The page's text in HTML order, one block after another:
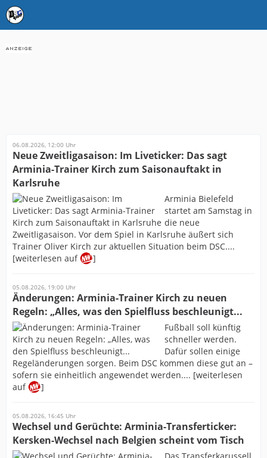
06.08.2026, 12:00 Uhr
Neue Zweitligasaison: Im Liveticker: Das sagt
Arminia-Trainer Kirch zum Saisonauftakt in
Karlsruhe
Arminia Bielefeld
startet am Samstag in
die neue
Zweitligasaison. Vor dem Spiel in Karlsruhe äußert sich
Trainer Oliver Kirch zur aktuellen Situation beim DSC....
[weiterlesen auf
]
05.08.2026, 19:00 Uhr
Änderungen: Arminia-Trainer Kirch zu neuen
Regeln: „Alles, was den Spielfluss beschleunigt...
Fußball soll künftig
schneller werden.
Dafür sollen einige
Regeländerungen sorgen. Beim DSC kommen diese gut an –
sofern sie einheitlich angewendet werden.... [weiterlesen
auf
]
05.08.2026, 16:45 Uhr
Wechsel und Gerüchte: Arminia-Transferticker:
Kersken-Wechsel nach Belgien scheint vom Tisch